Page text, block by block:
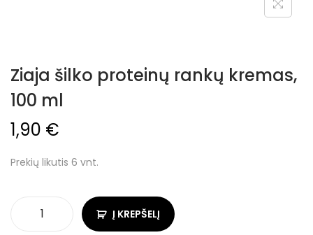
Ziaja šilko proteinų rankų kremas,
100 ml
1,90 €
Prekių likutis 6 vnt.
Į KREPŠELĮ